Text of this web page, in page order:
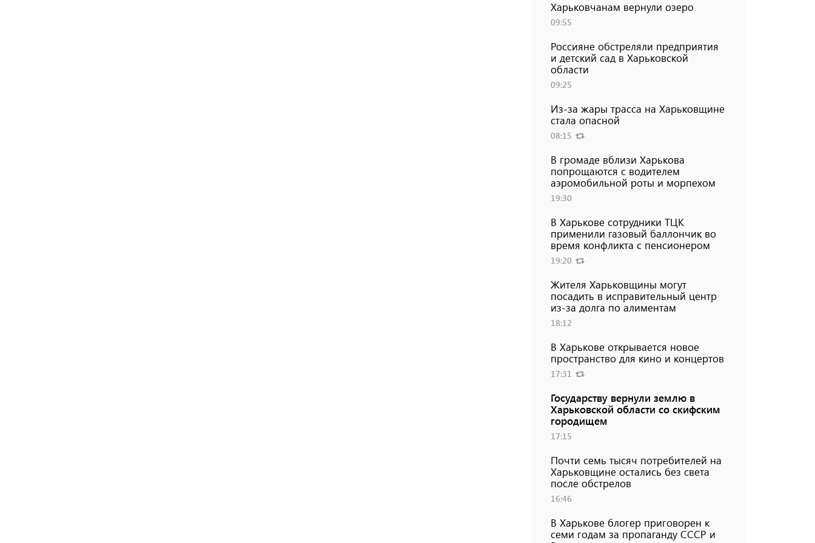
Харьковчанам вернули озеро
09:55
Россияне обстреляли предприятия
и детский сад в Харьковской
области
09:25
Из-за жары трасса на Харьковщине
стала опасной
08:15
В громаде вблизи Харькова
попрощаются с водителем
аэромобильной роты и морпехом
19:30
В Харькове сотрудники ТЦК
применили газовый баллончик во
время конфликта с пенсионером
19:20
Жителя Харьковщины могут
посадить в исправительный центр
из-за долга по алиментам
18:12
В Харькове открывается новое
пространство для кино и концертов
17:31
Государству вернули землю в
Харьковской области со скифским
городищем
17:15
Почти семь тысяч потребителей на
Харьковщине остались без света
после обстрелов
16:46
В Харькове блогер приговорен к
семи годам за пропаганду СССР и